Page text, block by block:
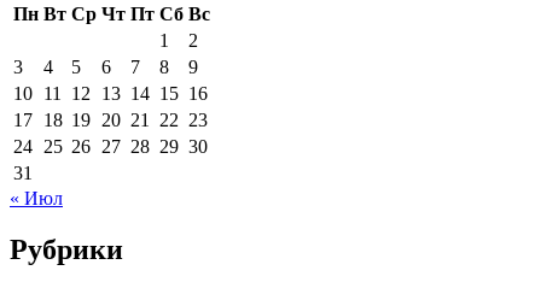
Пн Вт Ср Чт Пт Сб Вс
1
2
3
4 5 6 7 8
9
10 11 12 13 14 15 16
17 18 19 20 21 22 23
24 25 26 27 28 29 30
31
« Июл
Рубрики